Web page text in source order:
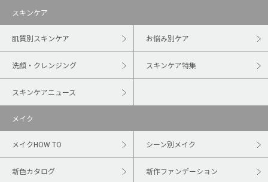
スキンケア
肌質別スキンケア お悩み別ケア
洗顔・クレンジング スキンケア特集
スキンケアニュース
メイク
メイクHOW TO シーン別メイク
新色カタログ 新作ファンデーション